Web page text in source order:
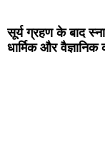
सूर्य ग्रहण के बाद
धार्मिक और वैज्ञानिक